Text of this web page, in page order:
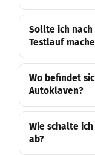
Sollte ich
Testlauf
Wo befindet
Autoklaven?
Wie schalte
ab?